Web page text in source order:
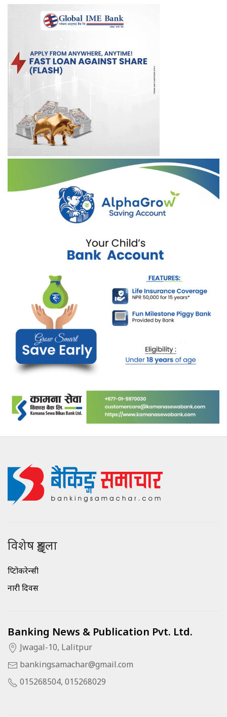
विशेष शृङ्खला
क्रिप्टोकरेन्सी
नारी दिवस
Banking News & Publication Pvt. Ltd.
Jwagal-10, Lalitpur
bankingsamachar@gmail.com
015268504, 015268029